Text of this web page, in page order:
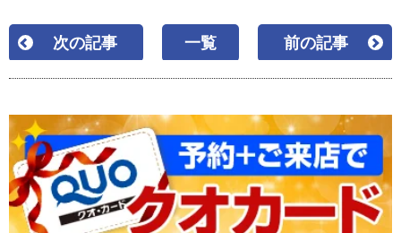
次の記事 一覧 前の記事